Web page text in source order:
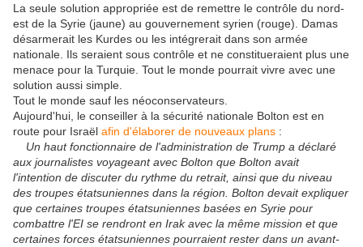
La seule solution appropriée est de remettre le contrôle du nord-
est de la Syrie (jaune) au gouvernement syrien (rouge). Damas
désarmerait les Kurdes ou les intégrerait dans son armée
nationale. Ils seraient sous contrôle et ne constitueraient plus une
menace pour la Turquie. Tout le monde pourrait vivre avec une
solution aussi simple.
Tout le monde sauf les néoconservateurs.
Aujourd'hui, le conseiller à la sécurité nationale Bolton est en
route pour Israël afin d'élaborer de nouveaux plans :
Un haut fonctionnaire de l'administration de Trump a déclaré
aux journalistes voyageant avec Bolton que Bolton avait
l'intention de discuter du rythme du retrait, ainsi que du niveau
des troupes étatsuniennes dans la région. Bolton devait expliquer
que certaines troupes étatsuniennes basées en Syrie pour
combattre l'EI se rendront en Irak avec la même mission et que
certaines forces étatsuniennes pourraient rester dans un avant-